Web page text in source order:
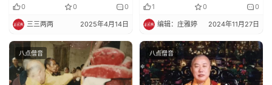
0 0 0
三三两两 2025年4月14日
1 0 0
编辑：庄雅婷 2024年11月27日
八点僧音 八点僧音